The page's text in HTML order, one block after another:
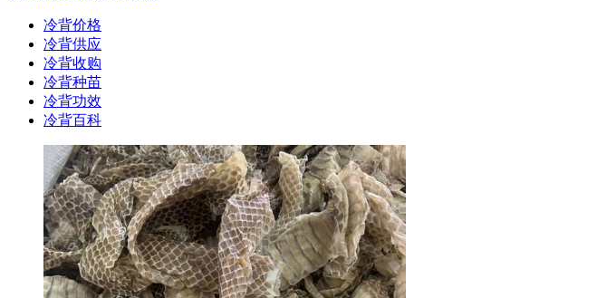
冷背价格
冷背供应
冷背收购
冷背种苗
冷背功效
冷背百科